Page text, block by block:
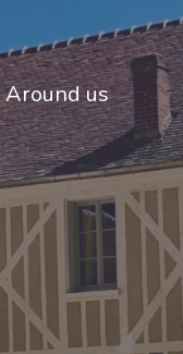
Around us